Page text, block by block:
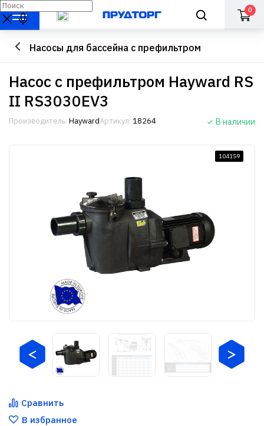
0
Насосы для бассейна с префильтром
Насос с префильтром Hayward RS
II RS3030EV3
Производитель: HaywardАртикул: 18264 В наличии
104159
Сравнить
В избранное